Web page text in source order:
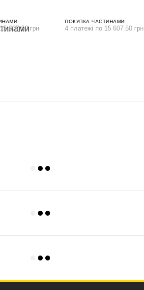
607.50 грн
ПОКУПКА ЧАСТИНАМИ
4 платежі по 15 607.50 грн